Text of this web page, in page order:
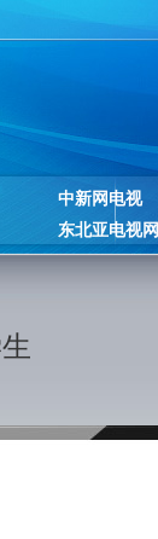
中新网电视
东北亚电视网